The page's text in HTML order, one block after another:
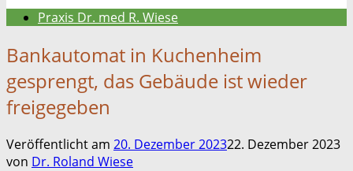
Praxis Dr. med R. Wiese
Bankautomat in Kuchenheim
gesprengt, das Gebäude ist wieder
freigegeben
Veröffentlicht am 20. Dezember 202322. Dezember 2023
von Dr. Roland Wiese